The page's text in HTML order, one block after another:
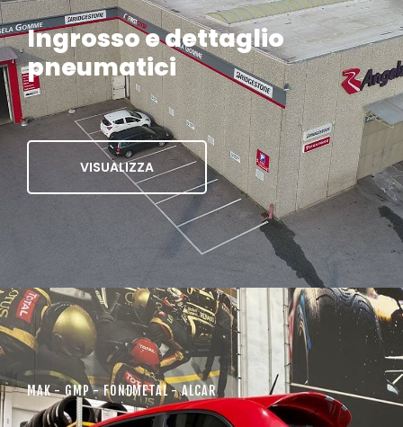
Ingrosso e dettaglio
pneumatici
VISUALIZZA
MAK - GMP - FONDMETAL - ALCAR